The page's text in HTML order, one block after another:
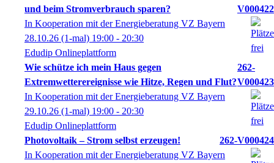
und beim Stromverbrauch sparen?
V000422
In Kooperation mit der Energieberatung VZ Bayern
28.10.26 (1-mal) 19:00 - 20:30
Edudip Onlineplattform
Wie schütze ich mein Haus gegen
Extremwetterereignisse wie Hitze, Regen und Flut?
262-
V000423
In Kooperation mit der Energieberatung VZ Bayern
29.10.26 (1-mal) 19:00 - 20:30
Edudip Onlineplattform
Photovoltaik – Strom selbst erzeugen!
262-V000424
In Kooperation mit der Energieberatung VZ Bayern